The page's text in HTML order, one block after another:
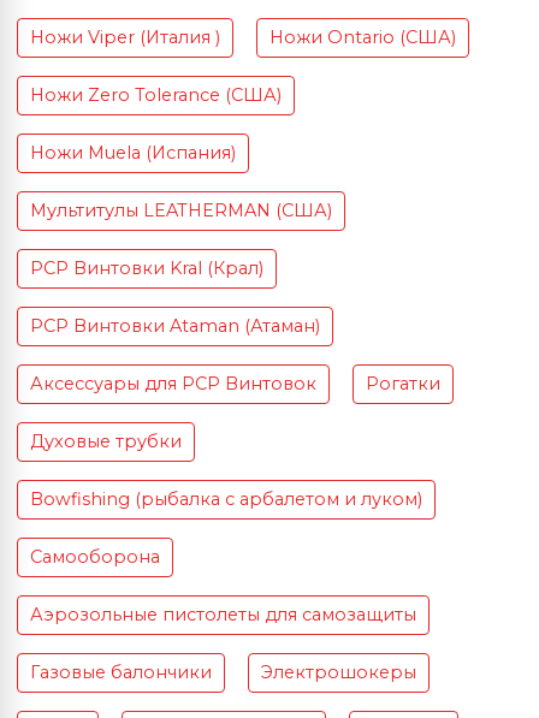
Ножи Viper (Италия ) Ножи Ontario (США)
Ножи Zero Tolerance (США)
Ножи Muela (Испания)
Мультитулы LEATHERMAN (США)
PCP Винтовки Kral (Крал)
PCP Винтовки Ataman (Атаман)
Аксессуары для PCP Винтовок Рогатки
Духовые трубки
Bowfishing (рыбалка с арбалетом и луком)
Самооборона
Аэрозольные пистолеты для самозащиты
Газовые балончики Электрошокеры